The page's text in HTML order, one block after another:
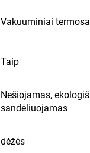
Vakuuminiai
Taip
Nešiojamas,
sandėliuojamas
dėžės